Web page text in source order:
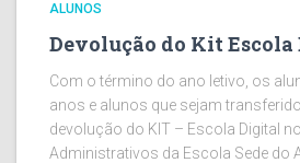
ALUNOS
Devolução do Kit
Com o término do ano letivo, os
anos e alunos que sejam
devolução do KIT – Escola Digital
Administrativos da Escola Sede do